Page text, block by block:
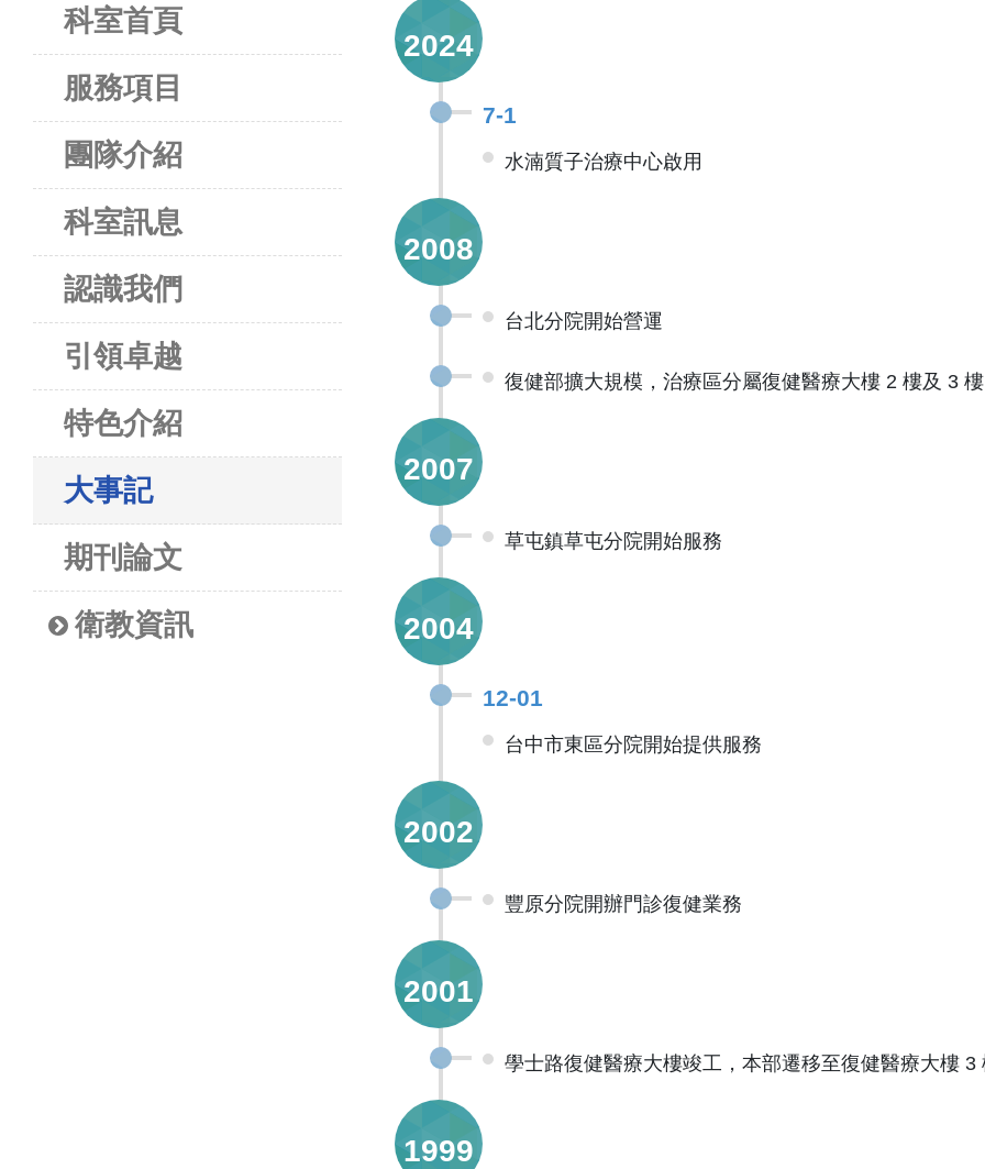
科室首頁
服務項目
團隊介紹
科室訊息
認識我們
引領卓越
特色介紹
大事記
期刊論文
衛教資訊
2024
7-1
水湳質子治療中心啟用
2008
台北分院開始營運
復健部擴大規模，治療區分屬復健醫療大樓 2 樓及 3 樓
2007
草屯鎮草屯分院開始服務
2004
12-01
台中市東區分院開始提供服務
2002
豐原分院開辦門診復健業務
2001
學士路復健醫療大樓竣工，本部遷移至復健醫療大樓 3
1999